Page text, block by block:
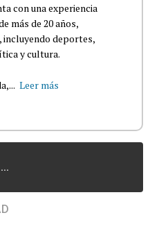
con una experiencia
más de 20 años,
incluyendo deportes,
y cultura.
Leer más
...